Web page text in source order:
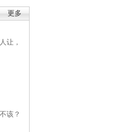
更多
让，
该？